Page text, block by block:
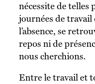
nécessite de telles
journées de travail
l’absence, se
repos ni de
nous cherchions.
Entre le travail et toi il y avait sept stations de